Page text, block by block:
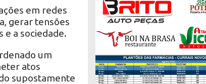
em redes
gerar tensões
e a sociedade.
um
atos
supostamente